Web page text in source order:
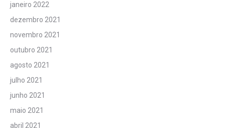
janeiro 2022
dezembro 2021
novembro 2021
outubro 2021
agosto 2021
julho 2021
junho 2021
maio 2021
abril 2021